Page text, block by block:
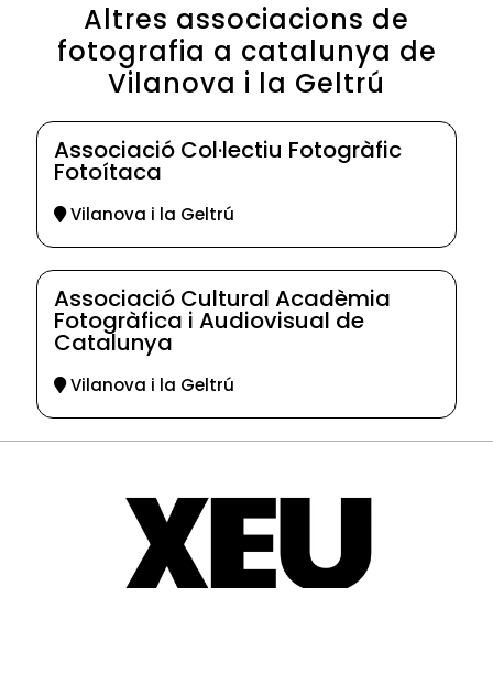
Altres associacions de
fotografia a catalunya de
Vilanova i la Geltrú
Associació Col·lectiu Fotogràfic
Fotoítaca
Vilanova i la Geltrú
Associació Cultural Acadèmia
Fotogràfica i Audiovisual de
Catalunya
Vilanova i la Geltrú